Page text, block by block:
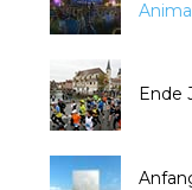
Ende